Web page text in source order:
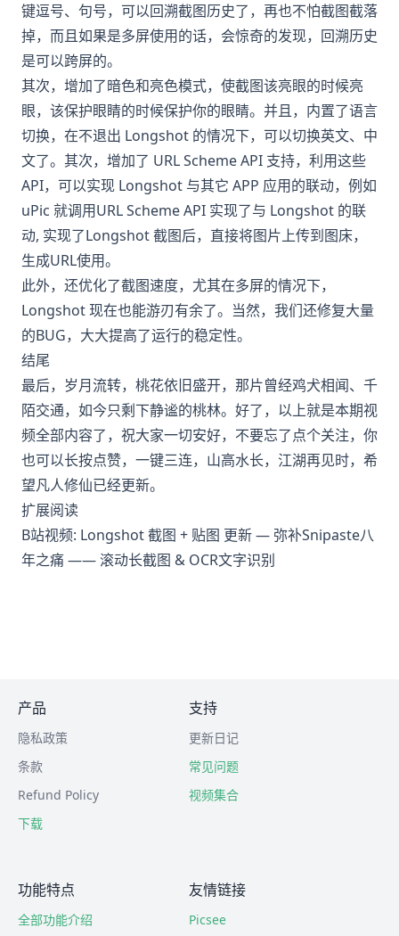
键逗号、句号，可以回溯截图历史了，再也不怕截图截落
掉，而且如果是多屏使用的话，会惊奇的发现，回溯历史
是可以跨屏的。
其次，增加了暗色和亮色模式，使截图该亮眼的时候亮
眼，该保护眼睛的时候保护你的眼睛。并且，内置了语言
切换，在不退出 Longshot 的情况下，可以切换英文、中
文了。其次，增加了 URL Scheme API 支持，利用这些
API，可以实现 Longshot 与其它 APP 应用的联动，例如
uPic 就调用URL Scheme API 实现了与 Longshot 的联
动, 实现了Longshot 截图后，直接将图片上传到图床，
生成URL使用。
此外，还优化了截图速度，尤其在多屏的情况下，
Longshot 现在也能游刃有余了。当然，我们还修复大量
的BUG，大大提高了运行的稳定性。
结尾
最后，岁月流转，桃花依旧盛开，那片曾经鸡犬相闻、千
陌交通，如今只剩下静谧的桃林。好了，以上就是本期视
频全部内容了，祝大家一切安好，不要忘了点个关注，你
也可以长按点赞，一键三连，山高水长，江湖再见时，希
望凡人修仙已经更新。
扩展阅读
B站视频: Longshot 截图 + 贴图 更新 — 弥补Snipaste八
年之痛 —— 滚动长截图 & OCR文字识别
产品
隐私政策
条款
Refund Policy
下载
支持
更新日记
常见问题
视频集合
功能特点
全部功能介绍
友情链接
Picsee